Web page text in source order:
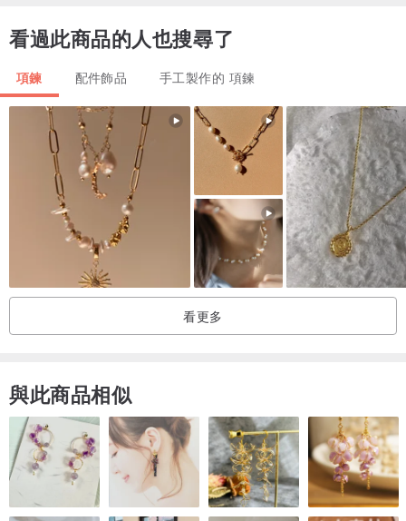
看過此商品的人也搜尋了
項鍊 配件飾品 手工製作的 項鍊
看更多
與此商品相似